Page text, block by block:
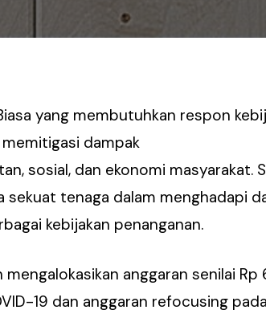
yang membutuhkan respon
dampak
sosial, dan ekonomi masyarakat.
sekuat tenaga dalam menghadapi
kebijakan penanganan.
anggaran senilai Rp
19 dan anggaran refocusing pada